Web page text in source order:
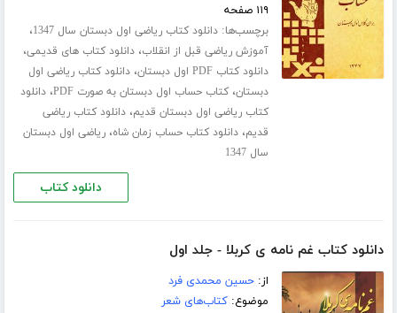
۱۱۹ صفحه
برچسب‌ها:دانلود کتاب ریاضی اول دبستان سال 1347 ،
آموزش ریاضی قبل از انقلاب،دانلود کتاب های قدیمی،
دانلود کتاب PDF اول دبستان ،دانلود کتاب ریاضی اول
دبستان،کتاب حساب اول دبستان به صورت PDF ،دانلود
کتاب ریاضی اول دبستان قدیم،دانلود کتاب ریاضی
قدیم،دانلود کتاب حساب زمان شاه،ریاضی اول دبستان
سال 1347
دانلود کتاب
دانلود کتاب غم نامه ی کربلا - جلد اول
از:حسین محمدی فرد
موضوع:کتاب‌های شعر